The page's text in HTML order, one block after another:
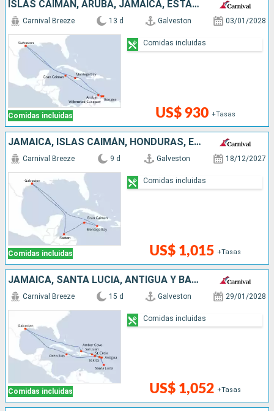
ISLAS CAIMÁN, ARUBA, JAMAICA, ESTADOS UNIDOS
Comidas incluidas
Carnival Breeze 13 d Galveston 03/01/2028
US$ 930 +Tasas
Comidas incluidas
JAMAICA, ISLAS CAIMÁN, HONDURAS, ESTADOS UNIDOS
Comidas incluidas
Carnival Breeze 9 d Galveston 18/12/2027
US$ 1,015 +Tasas
Comidas incluidas
JAMAICA, SANTA LUCIA, ANTIGUA Y BARBUDA, PUERTO RICO, REPÚBLICA DOMINICANA, ESTADOS UNIDOS
Comidas incluidas
Carnival Breeze 15 d Galveston 29/01/2028
US$ 1,052 +Tasas
Comidas incluidas